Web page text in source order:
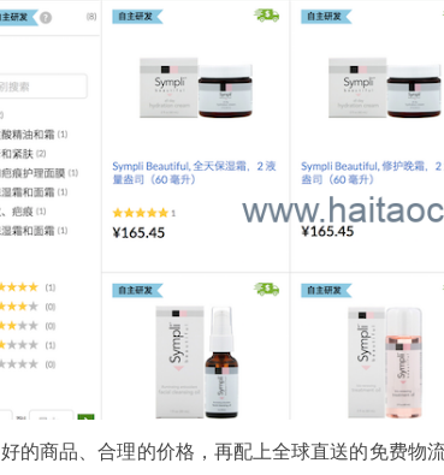
好的商品、合理的价格，再配上全球直送的免费物